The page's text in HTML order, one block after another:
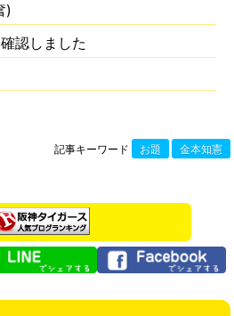
)
認しました
記事キーワード お題 金本知憲